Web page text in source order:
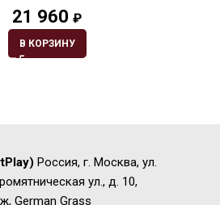
21 960 ₽
В КОРЗИНУ
Россия, г. Москва, ул.
ул., д. 10,
German Grass